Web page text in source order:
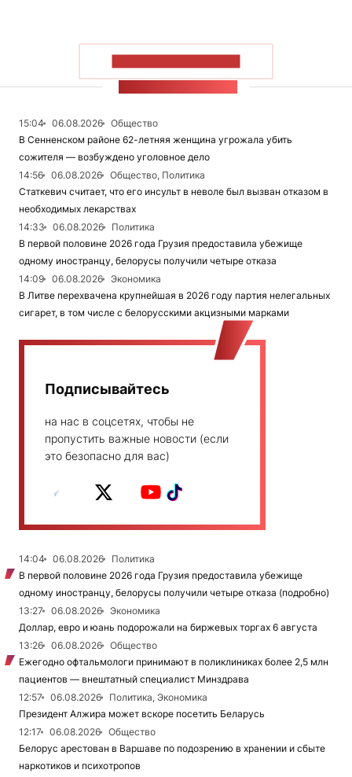
15:04 06.08.2026
Общество
В Сенненском районе 62-летняя женщина угрожала убить
сожителя — возбуждено уголовное дело
14:56
06.08.2026
Общество, Политика
Статкевич считает, что его инсульт в неволе был вызван отказом в
необходимых лекарствах
14:33
06.08.2026
Политика
В первой половине 2026 года Грузия предоставила убежище
одному иностранцу, белорусы получили четыре отказа
14:09
06.08.2026
Экономика
В Литве перехвачена крупнейшая в 2026 году партия нелегальных
сигарет, в том числе с белорусскими акцизными марками
Подписывайтесь
на нас в соцсетях, чтобы не
пропустить важные новости (если
это безопасно для вас)
14:04 06.08.2026
Политика
В первой половине 2026 года Грузия предоставила убежище
одному иностранцу, белорусы получили четыре отказа (подробно)
13:27
06.08.2026
Экономика
Доллар, евро и юань подорожали на биржевых торгах 6 августа
13:26
06.08.2026
Общество
Ежегодно офтальмологи принимают в поликлиниках более 2,5 млн
пациентов — внештатный специалист Минздрава
12:57
06.08.2026
Политика, Экономика
Президент Алжира может вскоре посетить Беларусь
12:17
06.08.2026
Общество
Белорус арестован в Варшаве по подозрению в хранении и сбыте
наркотиков и психотропов